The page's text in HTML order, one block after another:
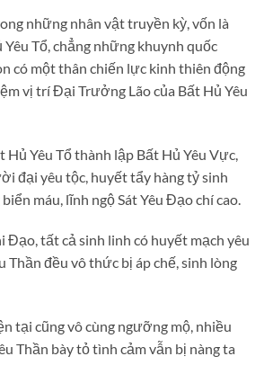
những nhân vật truyền kỳ, vốn là
Tổ, chẳng những khuynh quốc
có một thân chiến lực kinh thiên động
vị trí Đại Trưởng Lão của Bất Hủ Yêu
Hủ Yêu Tổ thành lập Bất Hủ Yêu Vực,
đại yêu tộc, huyết tẩy hàng tỷ sinh
máu, lĩnh ngộ Sát Yêu Đạo chí cao.
Đạo, tất cả sinh linh có huyết mạch yêu
Thần đều vô thức bị áp chế, sinh lòng
tại cũng vô cùng ngưỡng mộ, nhiều
Thần bày tỏ tình cảm vẫn bị nàng ta